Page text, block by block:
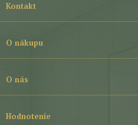
i
Kontakt
O nákupu
O nás
Hodnotenie